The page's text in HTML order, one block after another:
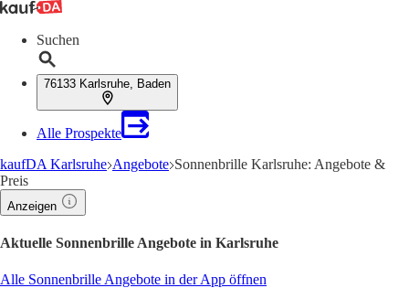
Suchen
76133 Karlsruhe, Baden
Alle Prospekte
kaufDA Karlsruhe Angebote Sonnenbrille Karlsruhe: Angebote &
Preis
Anzeigen
Aktuelle Sonnenbrille Angebote in Karlsruhe
Alle Sonnenbrille Angebote in der App öffnen